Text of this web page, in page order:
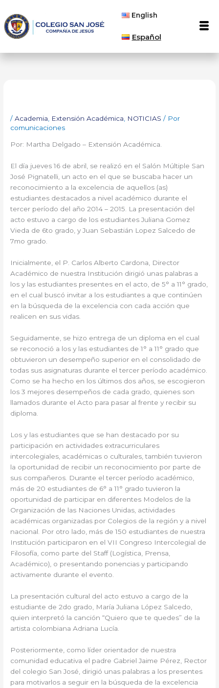
contenido
English
Español
/Academia Extensión Académica NOTICIAS / Por
comunicaciones
Por: Martha Delgado – Extensión Académica.
El día jueves 16 de abril, se realizó en el Salón Múltiple San
José Pignatelli, un acto en el que se buscaba hacer un
reconocimiento a la excelencia de aquellos (as)
estudiantes destacados a nivel académico durante el
tercer período del año 2014 – 2015. La presentación del
acto estuvo a cargo de los estudiantes Juliana Gomez
Vieda de 6to grado, y Juan Sebastián Lopez Salcedo de
7mo grado.
Inicialmente, el P. Carlos Alberto Cardona, Director
Académico de nuestra Institución dirigió unas palabras a
los y las estudiantes presentes en el acto, de 5° a 11° grado,
en el cual buscó invitar a los estudiantes a que continúen
en la búsqueda de la excelencia con cada acción que
realicen en sus vidas.
Seguidamente, se hizo entrega de un diploma en el cual
se reconoció a los y las estudiantes de 1° a 11° grado que
obtuvieron un desempeño superior en el consolidado de
todas sus asignaturas durante el tercer período académico.
Como se ha hecho en los últimos dos años, se escogieron
los 3 mejores desempeños de cada grado, quienes son
llamados durante el Acto para pasar al frente y recibir su
diploma.
Los y las estudiantes que se han destacado por su
participación en actividades extracurriculares
intercolegiales, académicas o culturales, también tuvieron
la oportunidad de recibir un reconocimiento por parte de
sus compañeros. Durante el tercer período académico,
más de 20 estudiantes de 6° a 11° grado tuvieron la
oportunidad de participar en diferentes Modelos de la
Organización de las Naciones Unidas, actividades
académicas organizadas por Colegios de la región y a nivel
nacional. Por otro lado, más de 150 estudiantes de nuestra
Institución participaron en el VII Congreso Intercolegial de
Filosofía, como parte del Staff (Logística, Prensa,
Académico), o presentando ponencias y participando
activamente durante el evento.
La presentación cultural del acto estuvo a cargo de la
estudiante de 2do grado, María Juliana López Salcedo,
quien interpretó la canción “Quiero que te quedes” de la
artista colombiana Adriana Lucía.
Posteriormente, como líder orientador de nuestra
comunidad educativa el padre Gabriel Jaime Pérez, Rector
del colegio San José, dirigió unas palabras a los presentes
para motivarlos a seguir en la búsqueda de la excelencia